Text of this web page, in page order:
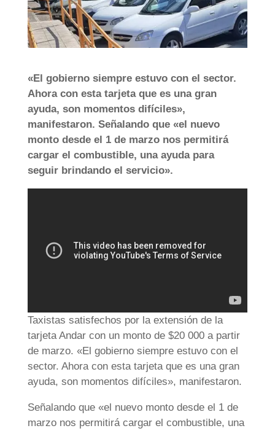
«El gobierno siempre estuvo con el sector.
Ahora con esta tarjeta que es una gran
ayuda, son momentos difíciles»,
manifestaron. Señalando que «el nuevo
monto desde el 1 de marzo nos permitirá
cargar el combustible, una ayuda para
seguir brindando el servicio».
Taxistas satisfechos por la extensión de la
tarjeta Andar con un monto de $20 000 a partir
de marzo. «El gobierno siempre estuvo con el
sector. Ahora con esta tarjeta que es una gran
ayuda, son momentos difíciles», manifestaron.
Señalando que «el nuevo monto desde el 1 de
marzo nos permitirá cargar el combustible, una